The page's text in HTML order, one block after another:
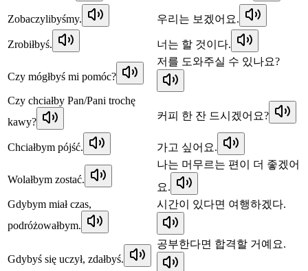
Zobaczylibyśmy. 우리는 보겠어요.
Zrobiłbyś. 너는 할 것이다.
Czy mógłbyś mi pomóc?
저를 도와주실 수 있나요?
Czy chciałby Pan/Pani trochę
kawy?
커피 한 잔 드시겠어요?
Chciałbym pójść. 가고 싶어요.
Wolałbym zostać.
나는 머무르는 편이 더 좋겠어
요.
Gdybym miał czas,
podróżowałbym.
시간이 있다면 여행하겠다.
Gdybyś się uczył, zdałbyś.
공부한다면 합격할 거예요.